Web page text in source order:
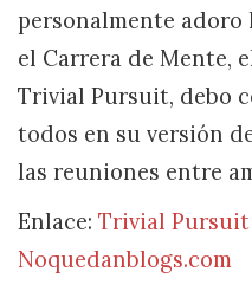
personalmente adoro
el Carrera de Mente,
Trivial Pursuit, debo
todos en su versión
las reuniones entre
Enlace: Trivial
Noquedanblogs.com